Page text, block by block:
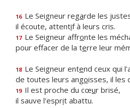
16 Le Seigneur regarde les
il écoute, attentif à leurs cris.
17 Le Seigneur affronte les
pour effacer de la terre leur
18 Le Seigneur entend ceux qui
de toutes leurs angoisses, il les
19 Il est proche du cœur brisé,
il sauve l'esprit abattu.